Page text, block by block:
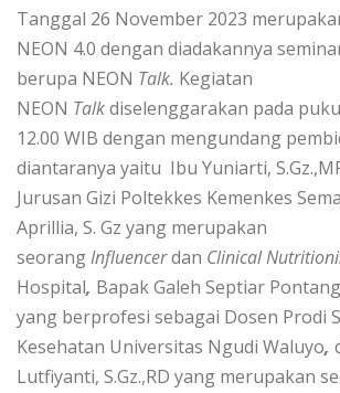
Tanggal 26 November 2023
NEON 4.0 dengan diadakannya
berupa NEON Talk. Kegiatan
NEON Talkdiselenggarakan pada
12.00 WIB dengan mengundang
diantaranya yaitu Ibu Yuniarti,
Jurusan Gizi Poltekkes Kemenkes
Aprillia, S. Gz yang merupakan
seorangInfluencerdan Clinical
Hospital, Bapak Galeh Septiar
yang berprofesi sebagai Dosen Prodi
Kesehatan Universitas Ngudi Waluyo,
Lutfiyanti, S.Gz.,RD yang merupakan